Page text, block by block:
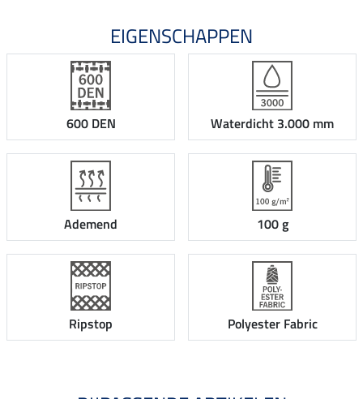
EIGENSCHAPPEN
600 DEN Waterdicht 3.000 mm
Ademend 100 g
Ripstop Polyester Fabric